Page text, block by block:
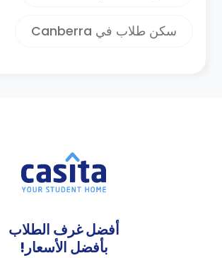
سكن طلاب في Canberra
أفضل غرف الطلاب
بأفضل الأسعار!